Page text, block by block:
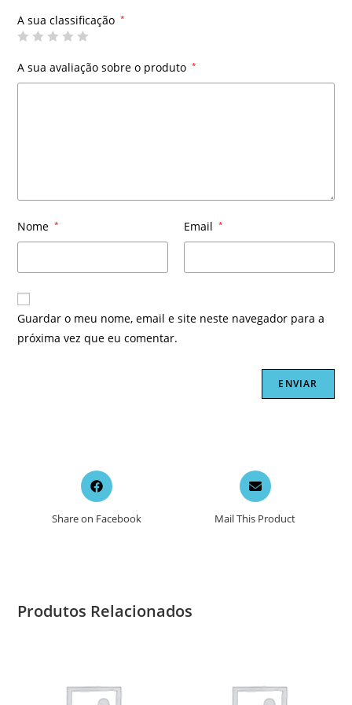
A sua classificação *
A sua avaliação sobre o produto *
Nome * Email *
Guardar o meu nome, email e site neste navegador para a
próxima vez que eu comentar.
Opens
in
new
Share on Facebook
Opens
in
a
new
Mail This Product
Produtos Relacionados